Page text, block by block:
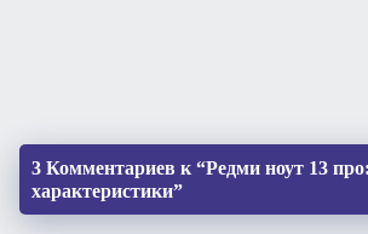
3 Комментариев к “Редми ноут 13
характеристики”